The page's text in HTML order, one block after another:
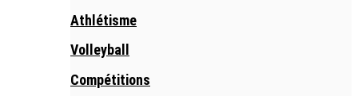
Athlétisme
Volleyball
Compétitions